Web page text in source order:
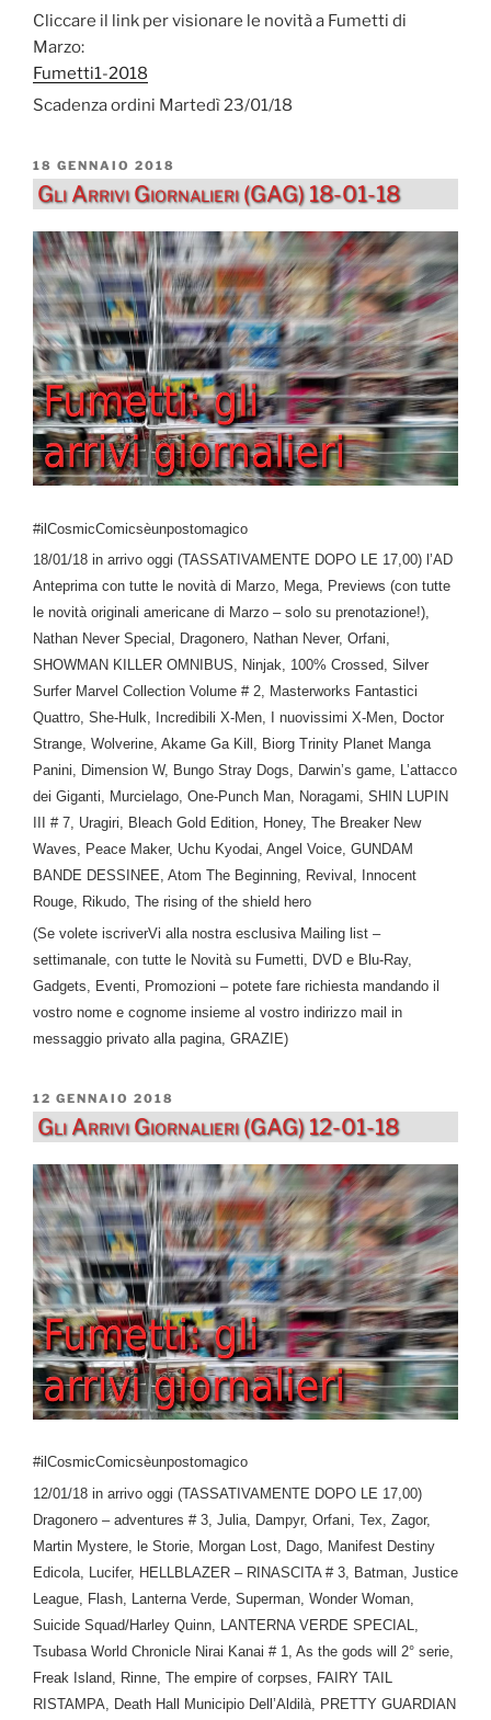
Cliccare il link per visionare le novità a Fumetti di
Marzo:
Fumetti1-2018
Scadenza ordini Martedì 23/01/18
PUBBLICATO
IL
18 GENNAIO 2018
Gli Arrivi Giornalieri (GAG) 18-01-18
#ilCosmicComicsèunpostomagico
18/01/18 in arrivo oggi (TASSATIVAMENTE DOPO LE 17,00) l’AD
Anteprima con tutte le novità di Marzo, Mega, Previews (con tutte
le novità originali americane di Marzo – solo su prenotazione!),
Nathan Never Special, Dragonero, Nathan Never, Orfani,
SHOWMAN KILLER OMNIBUS, Ninjak, 100% Crossed, Silver
Surfer Marvel Collection Volume # 2, Masterworks Fantastici
Quattro, She-Hulk, Incredibili X-Men, I nuovissimi X-Men, Doctor
Strange, Wolverine, Akame Ga Kill, Biorg Trinity Planet Manga
Panini, Dimension W, Bungo Stray Dogs, Darwin’s game, L’attacco
dei Giganti, Murcielago, One-Punch Man, Noragami, SHIN LUPIN
III # 7, Uragiri, Bleach Gold Edition, Honey, The Breaker New
Waves, Peace Maker, Uchu Kyodai, Angel Voice, GUNDAM
BANDE DESSINEE, Atom The Beginning, Revival, Innocent
Rouge, Rikudo, The rising of the shield hero
(Se volete iscriverVi alla nostra esclusiva Mailing list –
settimanale, con tutte le Novità su Fumetti, DVD e Blu-Ray,
Gadgets, Eventi, Promozioni – potete fare richiesta mandando il
vostro nome e cognome insieme al vostro indirizzo mail in
messaggio privato alla pagina, GRAZIE)
PUBBLICATO
IL
12 GENNAIO 2018
Gli Arrivi Giornalieri (GAG) 12-01-18
#ilCosmicComicsèunpostomagico
12/01/18 in arrivo oggi (TASSATIVAMENTE DOPO LE 17,00)
Dragonero – adventures # 3, Julia, Dampyr, Orfani, Tex, Zagor,
Martin Mystere, le Storie, Morgan Lost, Dago, Manifest Destiny
Edicola, Lucifer, HELLBLAZER – RINASCITA # 3, Batman, Justice
League, Flash, Lanterna Verde, Superman, Wonder Woman,
Suicide Squad/Harley Quinn, LANTERNA VERDE SPECIAL,
Tsubasa World Chronicle Nirai Kanai # 1, As the gods will 2° serie,
Freak Island, Rinne, The empire of corpses, FAIRY TAIL
RISTAMPA, Death Hall Municipio Dell’Aldilà, PRETTY GUARDIAN